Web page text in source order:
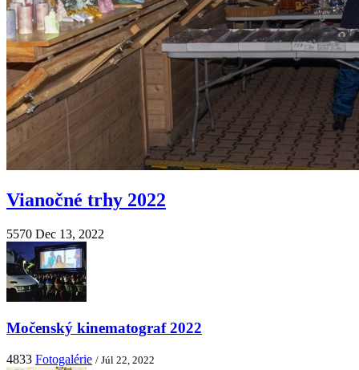
Vianočné trhy 2022
5570 Dec 13, 2022
Močenský kinematograf 2022
4833 Fotogalérie / Júl 22, 2022